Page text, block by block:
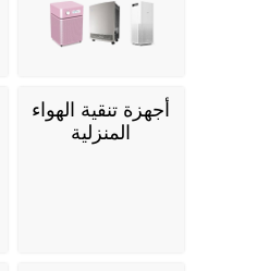
أجهزة تنقية الهواء
المنزلية